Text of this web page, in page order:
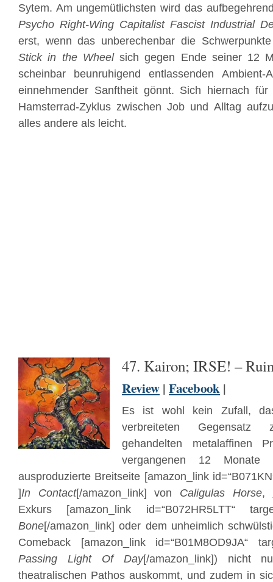
Sytem. Am ungemütlichsten wird das
Psycho Right-Wing Capitalist Fascist Industrial
erst, wenn das unberechenbar die
Stick in the Wheelsich gegen Ende seiner 12
scheinbar beunruhigend entlassenden Ambient-
einnehmender Sanftheit gönnt. Sich hiernach
Hamsterrad-Zyklus zwischen Job und Alltag
alles andere als leicht.
47. Kairon; IRSE! –
Review | Facebook |
Es ist wohl kein Zufall,
verbreiteten
gehandelten metalaffinen
vergangenen 12
ausproduzierte Breitseite [amazon_link
]In Contact[/amazon_link] von Caligulas Horse,
Exkurs [amazon_link id=“B072HR5LTT“
Bone[/amazon_link] oder dem unheimlich
Comeback [amazon_link id=“B01M8OD9JA“
Passing Light Of Day[/amazon_link]) nicht
theatralischen Pathos auskommt, und zudem in